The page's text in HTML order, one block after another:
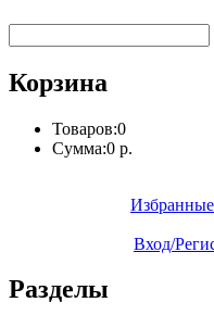
Корзина
Товаров:0
Сумма:0 р.
Вход/
Разделы